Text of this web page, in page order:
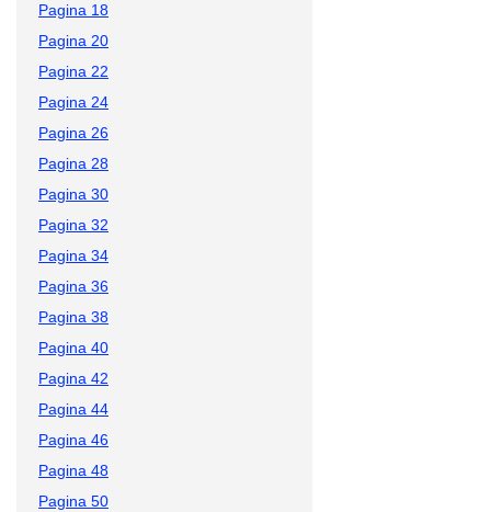
Pagina 18
Pagina 20
Pagina 22
Pagina 24
Pagina 26
Pagina 28
Pagina 30
Pagina 32
Pagina 34
Pagina 36
Pagina 38
Pagina 40
Pagina 42
Pagina 44
Pagina 46
Pagina 48
Pagina 50